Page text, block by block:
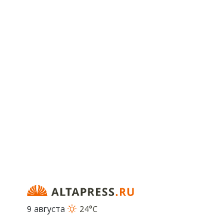
9 августа
24°C